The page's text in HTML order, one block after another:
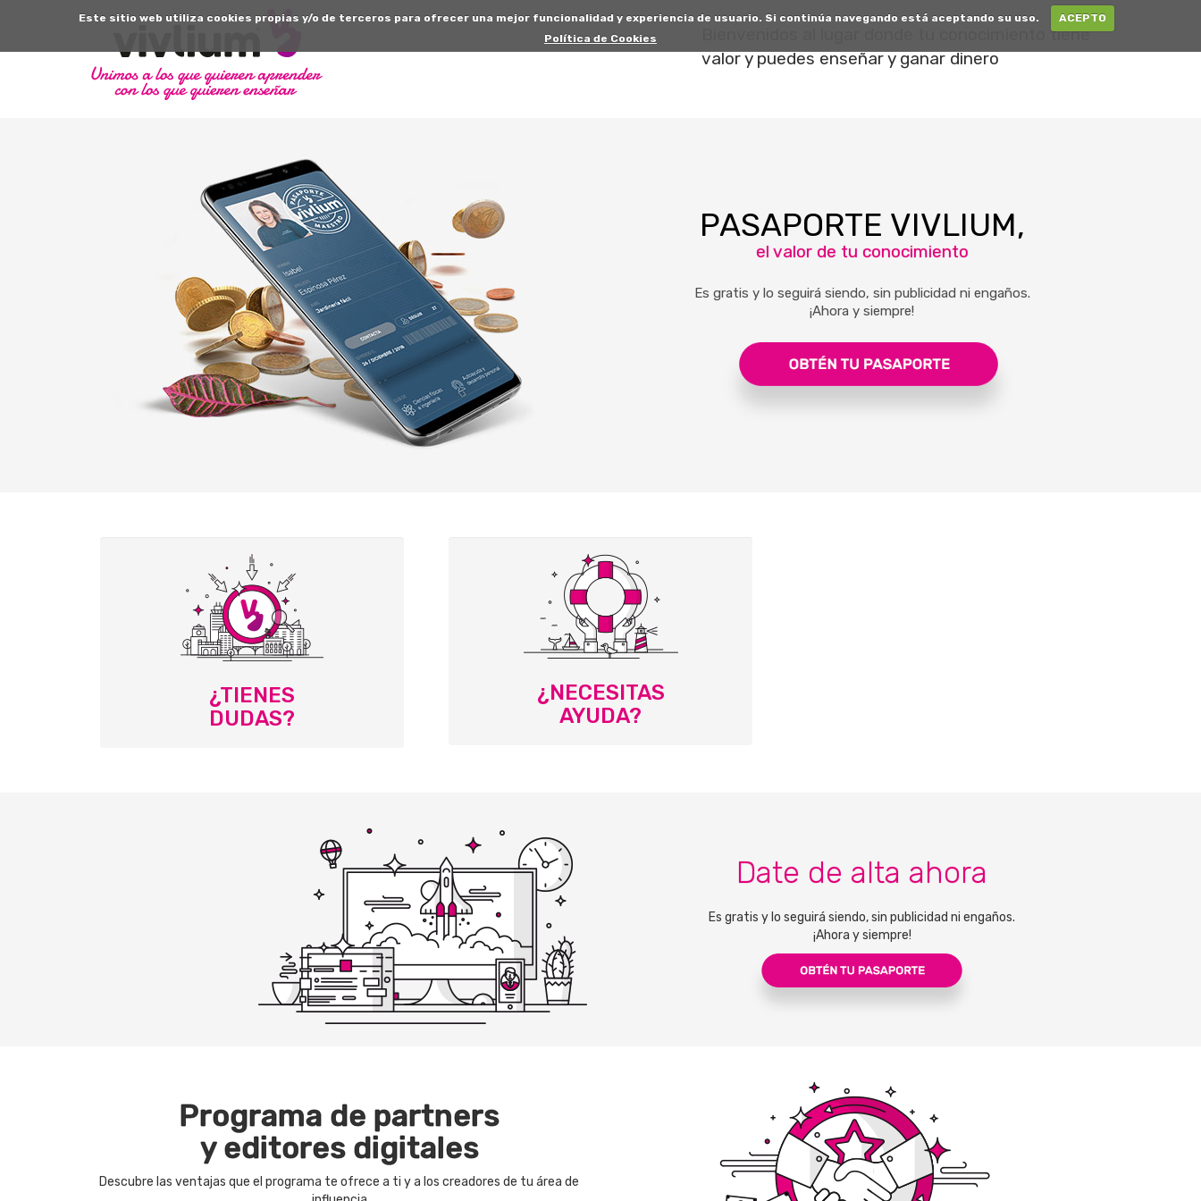
Este sitio web utiliza cookies propias y/o de terceros para ofrecer una mejor funcionalidad y experiencia de usuario. Si continúa navegando está aceptando su uso.
ACEPTO
Política de Cookies
Bienvenidos al lugar donde tu conocimiento tiene
valor y puedes enseñar y ganar dinero
PASAPORTE VIVLIUM,
el valor de tu conocimiento
Es gratis y lo seguirá siendo, sin publicidad ni engaños.
¡Ahora y siempre!
¿TIENES
DUDAS?
¿NECESITAS
AYUDA?
Date de alta ahora
Es gratis y lo seguirá siendo, sin publicidad ni engaños.
¡Ahora y siempre!
Programa de partners
y editores digitales
Descubre las ventajas que el programa te ofrece a ti y a los creadores de tu área de